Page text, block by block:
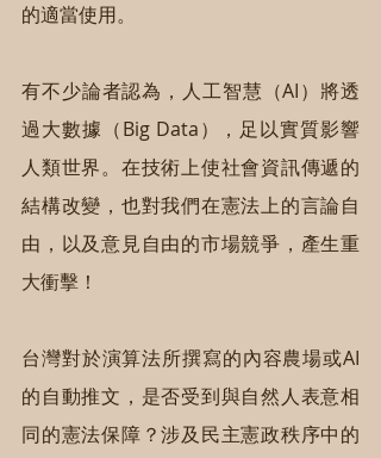
的適當使用。
有不少論者認為，人工智慧（AI）將透
過大數據（Big Data），足以實質影響
人類世界。在技術上使社會資訊傳遞的
結構改變，也對我們在憲法上的言論自
由，以及意見自由的市場競爭，產生重
大衝擊！
台灣對於演算法所撰寫的內容農場或AI
的自動推文，是否受到與自然人表意相
同的憲法保障？涉及民主憲政秩序中的